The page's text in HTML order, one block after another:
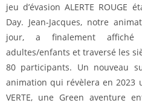
jeu d’évasion ALERTE
Day. Jean-Jacques, notre
jour, a finalement
adultes/enfants et traversé les
80 participants. Un nouveau
animation qui révèlera en 2023
VERTE, une Green aventure